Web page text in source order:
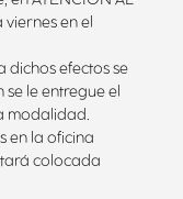
viernes en el
dichos efectos se
le entregue el
modalidad.
en la oficina
colocada